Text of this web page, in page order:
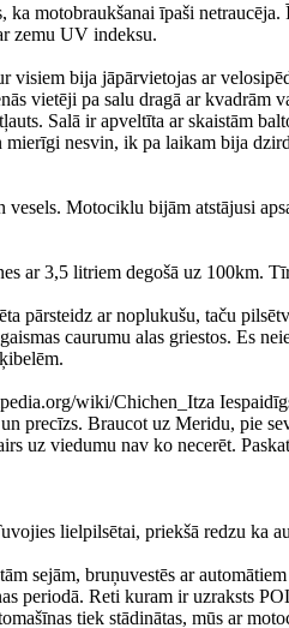
motobraukšanai īpaši
zemu UV indeksu.
visiem bija jāpārvietojas ar
vietēji pa salu dragā ar kvadrām
Salā ir apveltīta ar skaistām
nesvin, ik pa laikam bija
Motociklu bijām atstājusi
ar 3,5 litriem degošā uz 100km.
pārsteidz ar noplukušu, taču
caurumu alas griestos. Es
wiki/Chichen_Itza
precīzs. Braucot uz Meridu, pie
uz viedumu nav ko necerēt.
lielpilsētai, priekšā redzu ka
sejām, bruņuvestēs ar
periodā. Reti kuram ir uzraksts
tiek stādinātas, mūs ar